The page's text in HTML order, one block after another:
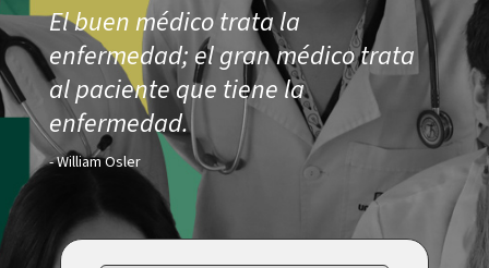
El buen médico trata la
enfermedad; el gran médico trata
al paciente que tiene la
enfermedad.
- William Osler